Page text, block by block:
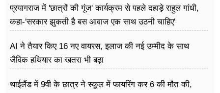
प्रयागराज में 'छात्रों की गूंज' कार्यक्रम से पहले दहाड़े राहुल गांधी,
कहा-'सरकार झुकती है बस आवाज एक साथ उठनी चाहिए'
AI ने तैयार किए 16 नए वायरस, इलाज की नई उम्मीद के साथ
जैविक हथियार का खतरा भी बढ़ा
थाईलैंड में 9वी के छात्र ने स्कूल में फायरिंग कर 6 की मौत की,